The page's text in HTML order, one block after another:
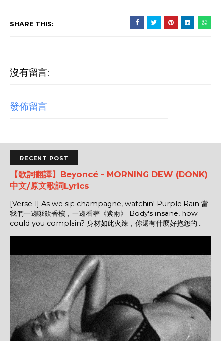
SHARE THIS:
沒有留言:
發佈留言
RECENT POST
【歌詞翻譯】Beyoncé - MORNING DEW (DONK)
中文/原文歌詞Lyrics
[Verse 1] As we sip champagne, watchin' Purple Rain 當
我們一邊啜飲香檳，一邊看著《紫雨》 Body's insane, how
could you complain? 身材如此火辣，你還有什麼好抱怨的...